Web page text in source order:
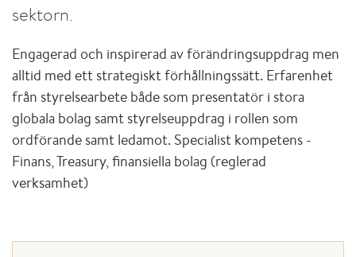
sektorn.
Engagerad och inspirerad av förändringsuppdrag men
alltid med ett strategiskt förhållningssätt. Erfarenhet
från styrelsearbete både som presentatör i stora
globala bolag samt styrelseuppdrag i rollen som
ordförande samt ledamot. Specialist kompetens -
Finans, Treasury, finansiella bolag (reglerad
verksamhet)